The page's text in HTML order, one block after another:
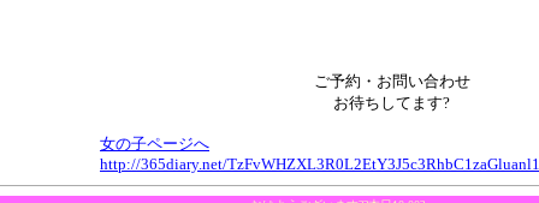
ご予約・お問い合わせ
お待ちしてます?
女の子ページへ
http://365diary.net/